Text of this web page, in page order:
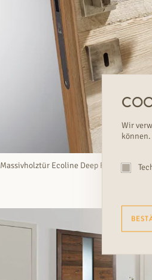
Massivholztür Ecoline Deep Forest Nr.1
Wir